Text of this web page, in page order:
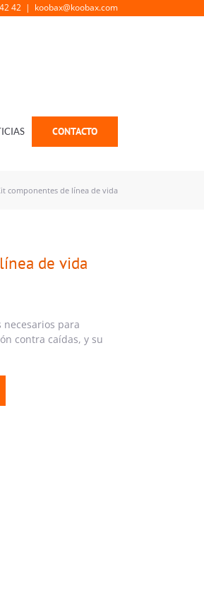
42 | koobax@koobax.com
CONTACTO
componentes de línea de vida
de vida
necesarios para
contra caídas, y su